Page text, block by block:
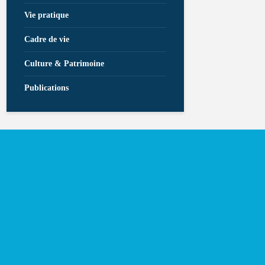
Vie pratique
Cadre de vie
Culture & Patrimoine
Publications